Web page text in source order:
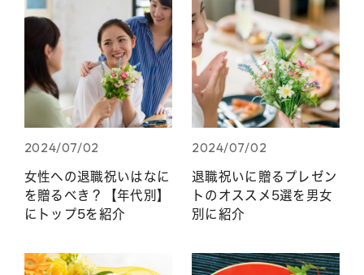
2024/07/02
女性への退職祝いはなに
を贈るべき？【年代別】
にトップ5を紹介
2024/07/02
退職祝いに贈るプレゼン
トのオススメ5選を男女
別に紹介